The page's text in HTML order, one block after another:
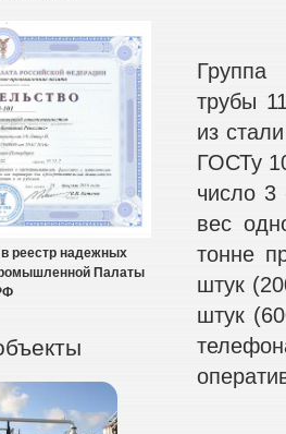
реестр надежных
Палаты
Группа
трубы
из
ГОСТу
число 3
вес
тонне
штук
штук